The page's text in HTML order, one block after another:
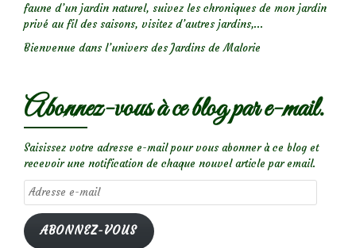
faune d’un jardin naturel, suivez les chroniques de mon jardin
privé au fil des saisons, visitez d’autres jardins,...
Bienvenue dans l’univers des Jardins de Malorie
Abonnez-vous à ce blog par e-mail.
Saisissez votre adresse e-mail pour vous abonner à ce blog et
recevoir une notification de chaque nouvel article par email.
Adresse
e-
mail
ABONNEZ-VOUS